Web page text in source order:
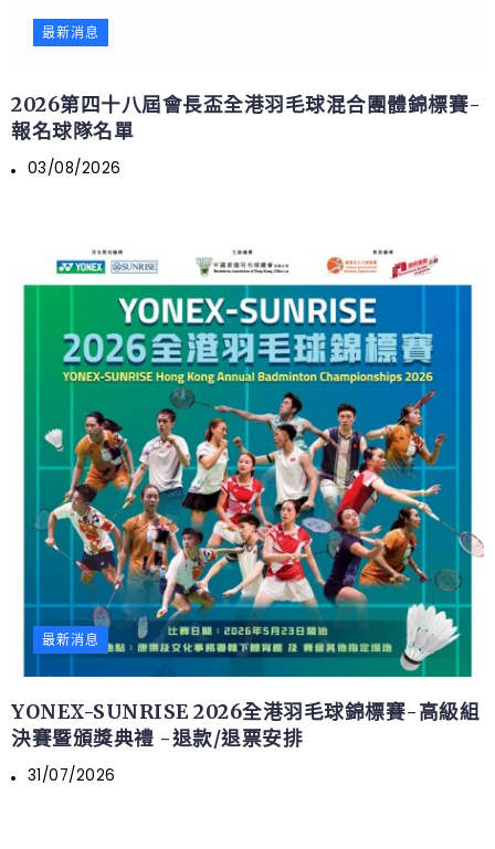
最新消息
2026第四十八屆會長盃全港羽毛球混合團體錦標賽-
報名球隊名單
03/08/2026
最新消息
YONEX-SUNRISE 2026全港羽毛球錦標賽-高級組
決賽暨頒獎典禮 -退款/退票安排
31/07/2026